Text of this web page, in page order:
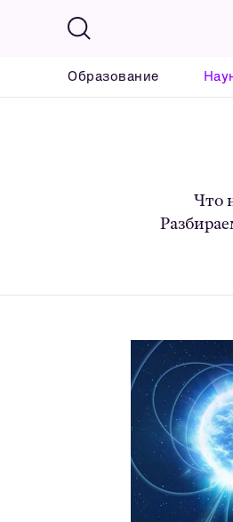
Образование
Что